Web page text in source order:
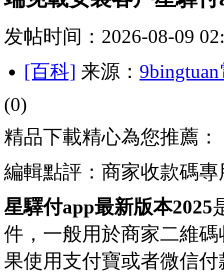
发帖时间：2026-08-09
[百科] 来源：
(0)
精品下載精心為您推薦：
編輯點評：商家收款碼
星驛付app最新版本2025
件，一般用於商家二維
果使用支付寶或者微信